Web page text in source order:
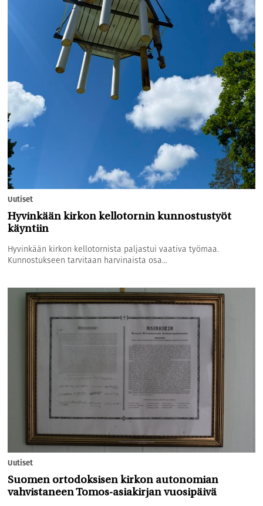
Uutiset
Hyvinkään kirkon kellotornin kunnostustyöt
käyntiin
Hyvinkään kirkon kellotornista paljastui vaativa työmaa.
Kunnostukseen tarvitaan harvinaista osa...
Uutiset
Suomen ortodoksisen kirkon autonomian
vahvistaneen Tomos-asiakirjan vuosipäivä